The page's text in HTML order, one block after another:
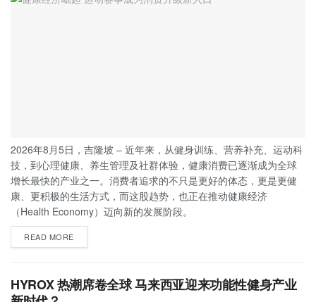
2026年8月5日，吉隆坡 – 近年来，从健身训练、营养补充、运动科
技，到心理健康、养生管理及社群体验，健康消费已逐渐成为全球
增长最快的产业之一。消费者追求的不只是更好的体态，更是更健
康、更积极的生活方式，而这股趋势，也正在推动健康经济
（Health Economy）迈向新的发展阶段。
READ MORE
HYROX 热潮席卷全球 马来西亚迎来功能性健身产业